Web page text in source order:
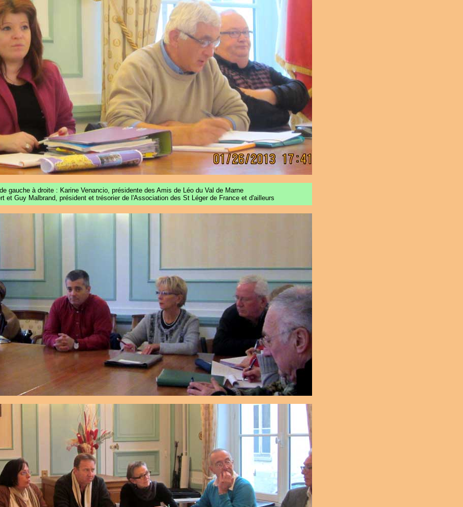
de gauche à droite : Karine Venancio, présidente des Amis de Léo du Val de Marne
et Guy Malbrand, président et trésorier de l'Association des St Léger de France et d'ailleurs